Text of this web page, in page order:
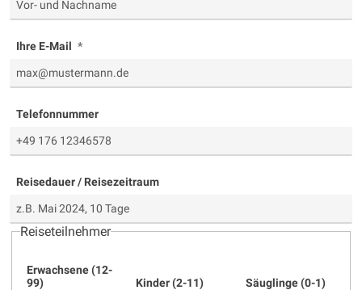
Ihre E-Mail
Telefonnummer
Reisedauer / Reisezeitraum
Reiseteilnehmer
Erwachsene (12-
99)
Kinder (2-11) Säuglinge (0-1)